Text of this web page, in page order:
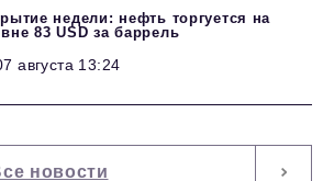
недели: нефть торгуется на
83 USD за баррель
августа 13:24
новости